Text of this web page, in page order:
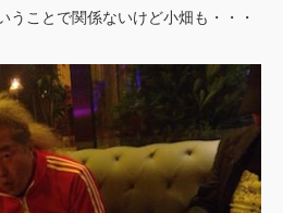
うことで関係ないけど小畑も・・・